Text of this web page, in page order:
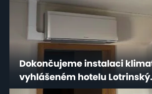
Dokončujeme instalaci
vyhlášeném hotelu Lotrinský.